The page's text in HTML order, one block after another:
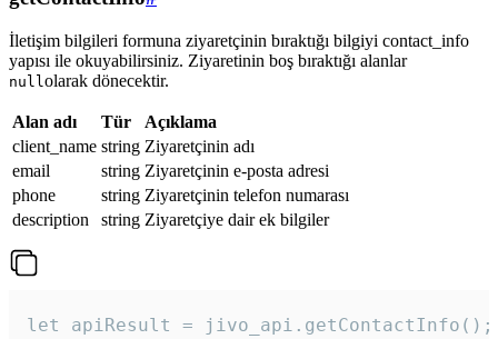
İletişim bilgileri formuna ziyaretçinin bıraktığı bilgiyi contact_info
yapısı ile okuyabilirsiniz. Ziyaretinin boş bıraktığı alanlar
null olarak dönecektir.
Alan adı Tür
Açıklama
client_name string Ziyaretçinin adı
email
string Ziyaretçinin e-posta adresi
phone
string Ziyaretçinin telefon numarası
description
string Ziyaretçiye dair ek bilgiler
let apiResult = jivo_api.getContactInfo();